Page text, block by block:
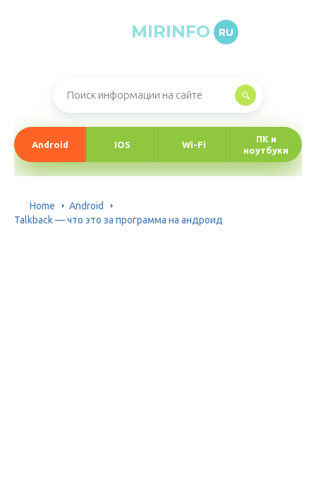
MIRINFO RU
Android IOS Wi-Fi
ПК и
ноутбуки
Home
Android
Talkback — что это за программа на андроид